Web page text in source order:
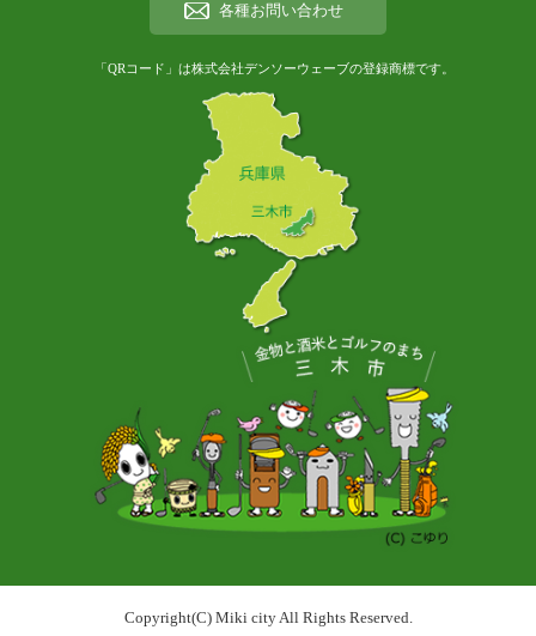
各種お問い合わせ
「QRコード」は株式会社デンソーウェーブの登録商標です。
Copyright(C) Miki city All Rights Reserved.